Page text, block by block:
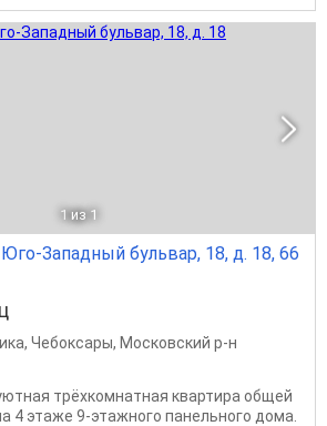
1 из 1
Западный бульвар, 18, д. 18, 66
, Чебоксары, Московский р-н
трёхкомнатная квартира общей
4 этаже 9-этажного панельного дома.